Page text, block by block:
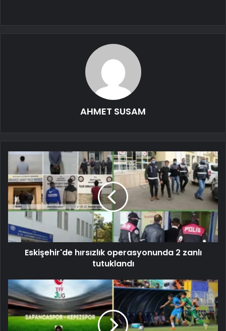
AHMET SUSAM
Eskişehir'de hırsızlık operasyonunda 2 zanlı
tutuklandı